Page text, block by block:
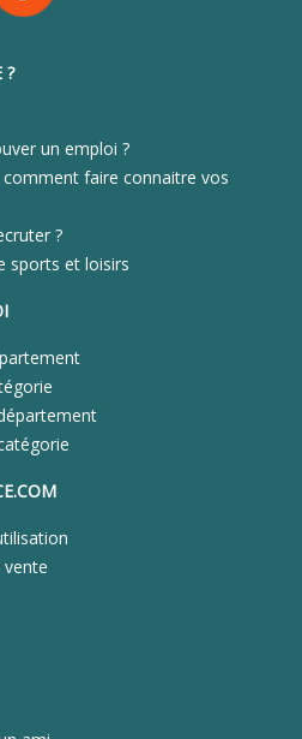
?
un emploi ?
faire connaitre vos
?
sports et loisirs
vente